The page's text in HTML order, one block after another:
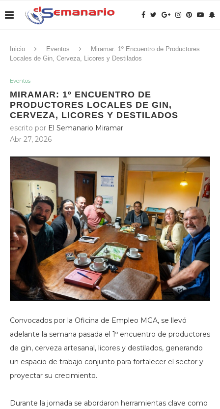
Inicio Eventos
Miramar: 1º Encuentro de Productores
Locales de Gin, Cerveza, Licores y Destilados
Eventos
MIRAMAR: 1º ENCUENTRO DE
PRODUCTORES LOCALES DE GIN,
CERVEZA, LICORES Y DESTILADOS
escrito por El Semanario Miramar
Abr 27, 2026
Convocados por la Oficina de Empleo MGA, se llevó
adelante la semana pasada el 1º encuentro de productores
de gin, cerveza artesanal, licores y destilados, generando
un espacio de trabajo conjunto para fortalecer el sector y
proyectar su crecimiento.
Durante la jornada se abordaron herramientas clave como